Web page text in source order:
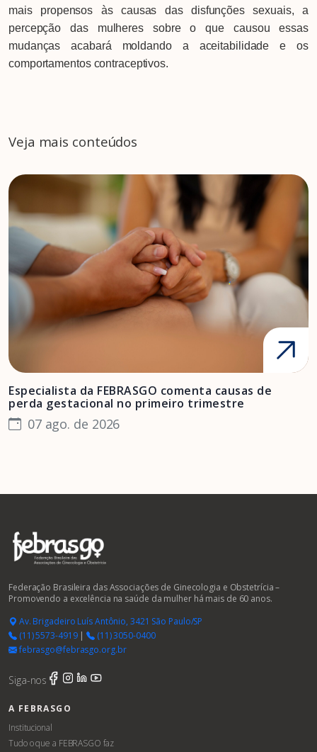
mais propensos às causas das disfunções sexuais, a
percepção das mulheres sobre o que causou essas
mudanças acabará moldando a aceitabilidade e os
comportamentos contraceptivos.
Veja mais conteúdos
Especialista da FEBRASGO comenta causas de
perda gestacional no primeiro trimestre
07 ago. de 2026
Federação Brasileira das Associações de Ginecologia e Obstetrícia –
Promovendo a excelência na saúde da mulher há mais de 60 anos.
Av. Brigadeiro Luís Antônio, 3421 São Paulo/SP
(11) 5573-4919|
(11) 3050-0400
febrasgo@febrasgo.org.br
Siga-nos
A FEBRASGO
Institucional
Tudo o que a FEBRASGO faz